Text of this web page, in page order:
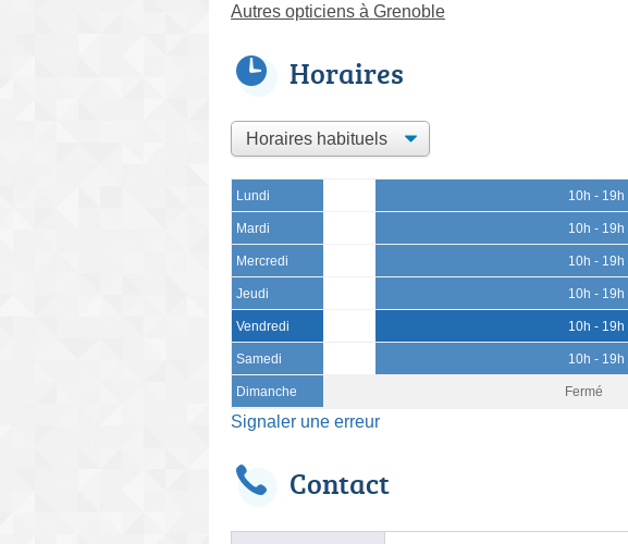
Autres opticiens à Grenoble
Horaires
Lundi 10h - 19h
Mardi 10h - 19h
Mercredi 10h - 19h
Jeudi 10h - 19h
Vendredi 10h - 19h
Samedi 10h - 19h
Dimanche Fermé
Signaler une erreur
Contact